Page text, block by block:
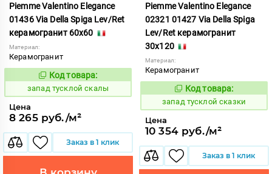
Piemme Valentino Elegance
01436 Via Della Spiga Lev/Ret
керамогранит 60x60
Материал:
Керамогранит
419591
Код товара:
запад тусклой скалы
Цена
8 265 руб./м²
Заказ в 1 клик
Piemme Valentino Elegance
02321 01427 Via Della Spiga
Lev/Ret керамогранит
30x120
Материал:
Керамогранит
419590
Код товара:
запад тусклой сказки
Цена
10 354 руб./м²
Заказ в 1 клик